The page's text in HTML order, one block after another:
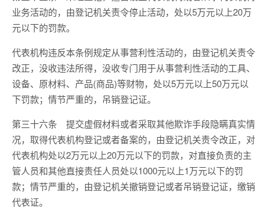
业务活动的，由登记机关责令停止活动，处以5万元以上20万
元以下的罚款。
代表机构违反本条例规定从事营利性活动的，由登记机关责令
改正，没收违法所得，没收专门用于从事营利性活动的工具、
设备、原材料、产品(商品)等财物，处以5万元以上50万元以
下罚款；情节严重的，吊销登记证。
第三十六条 提交虚假材料或者采取其他欺诈手段隐瞒真实情
况，取得代表机构登记或者备案的，由登记机关责令改正，对
代表机构处以2万元以上20万元以下的罚款，对直接负责的主
管人员和其他直接责任人员处以1000元以上1万元以下的罚
款；情节严重的，由登记机关撤销登记或者吊销登记证，缴销
代表证。